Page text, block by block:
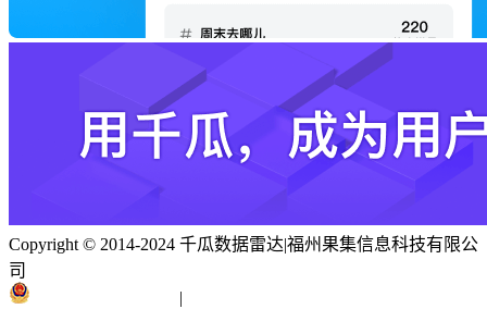
Copyright © 2014-2024 千瓜数据雷达|福州果集信息科技有限公
司
|